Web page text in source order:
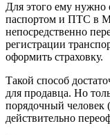
Для этого ему нужно
паспортом и ПТС в
непосредственно
регистрации
оформить страховку.
Такой способ
для продавца. Но
порядочный человек
действительно